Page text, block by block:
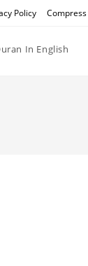
Policy
In English